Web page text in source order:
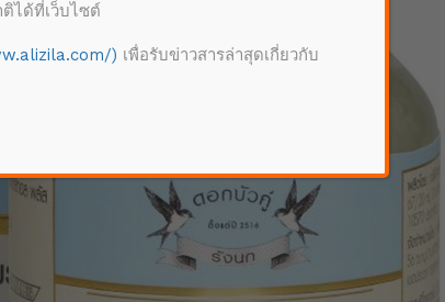
ได้ที่เว็บไซต์
) เพื่อรับข่าวสารล่าสุดเกี่ยวกับ